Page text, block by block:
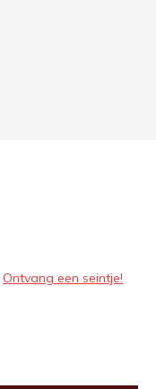
Ontvang een seintje!